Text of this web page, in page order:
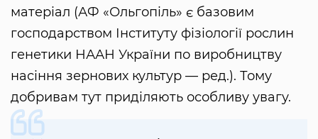
матеріал (АФ «Ольгопіль» є базовим
господарством Інституту фізіології рослин
генетики НААН України по виробництву
насіння зернових культур — ред.). Тому
добривам тут приділяють особливу увагу.